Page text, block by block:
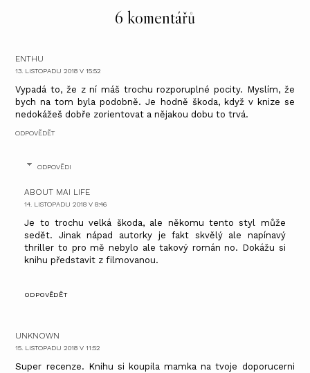
6 komentářů
ENTHU
13. LISTOPADU 2018 V 15:52
Vypadá to, že z ní máš trochu rozporuplné pocity. Myslím, že
bych na tom byla podobně. Je hodně škoda, když v knize se
nedokážeš dobře zorientovat a nějakou dobu to trvá.
ODPOVĚDĚT
ODPOVĚDI
ABOUT MAI LIFE
14. LISTOPADU 2018 V 8:46
Je to trochu velká škoda, ale někomu tento styl může
sedět. Jinak nápad autorky je fakt skvělý ale napínavý
thriller to pro mě nebylo ale takový román no. Dokážu si
knihu představit z filmovanou.
ODPOVĚDĚT
UNKNOWN
15. LISTOPADU 2018 V 11:52
Super recenze. Knihu si koupila mamka na tvoje doporucerni